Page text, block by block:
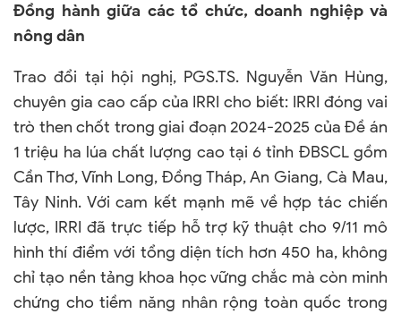
Đồng hành giữa các tổ chức, doanh nghiệp và
nông dân
Trao đổi tại hội nghị, PGS.TS. Nguyễn Văn Hùng,
chuyên gia cao cấp của IRRI cho biết: IRRI đóng vai
trò then chốt trong giai đoạn 2024-2025 của Đề án
1 triệu ha lúa chất lượng cao tại 6 tỉnh ĐBSCL gồm
Cần Thơ, Vĩnh Long, Đồng Tháp, An Giang, Cà Mau,
Tây Ninh. Với cam kết mạnh mẽ về hợp tác chiến
lược, IRRI đã trực tiếp hỗ trợ kỹ thuật cho 9/11 mô
hình thí điểm với tổng diện tích hơn 450 ha, không
chỉ tạo nền tảng khoa học vững chắc mà còn minh
chứng cho tiềm năng nhân rộng toàn quốc trong